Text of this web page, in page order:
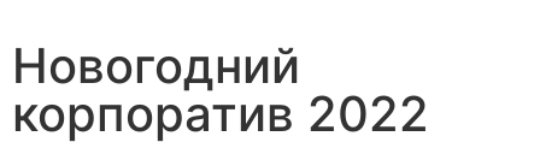
Новогодний
корпоратив 2022